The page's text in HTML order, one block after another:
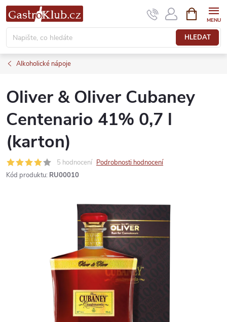
Přejít
na
obsah
HLEDAT
NÁKUPNÍ
KOŠÍK
Alkoholické nápoje
Oliver & Oliver Cubaney
Centenario 41% 0,7 l
(karton)
5 hodnocení Podrobnosti hodnocení
Kód produktu: RU00010